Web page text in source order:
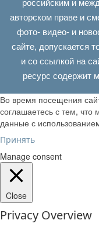
авторском праве и
фото- видео- и
сайте, допускается
и со ссылкой на
ресурс содержит
Во время посещения
соглашаетесь с тем,
данные с
Принять
Manage consent
Close
Privacy Overview